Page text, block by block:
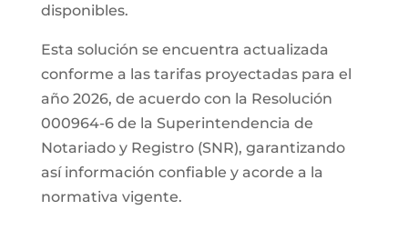
disponibles.
Esta solución se encuentra actualizada
conforme a las tarifas proyectadas para el
año 2026, de acuerdo con la Resolución
000964-6 de la Superintendencia de
Notariado y Registro (SNR), garantizando
así información confiable y acorde a la
normativa vigente.